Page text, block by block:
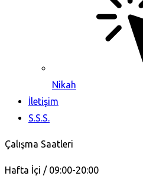
Nikah
İletişim
S.S.S.
Çalışma Saatleri
Hafta İçi / 09:00-20:00